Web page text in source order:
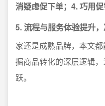
消疑虑促下单；4. 巧用
5. 流程与服务体验提升
家还是成熟品牌，本文
掘商品转化的深层逻辑
跃。